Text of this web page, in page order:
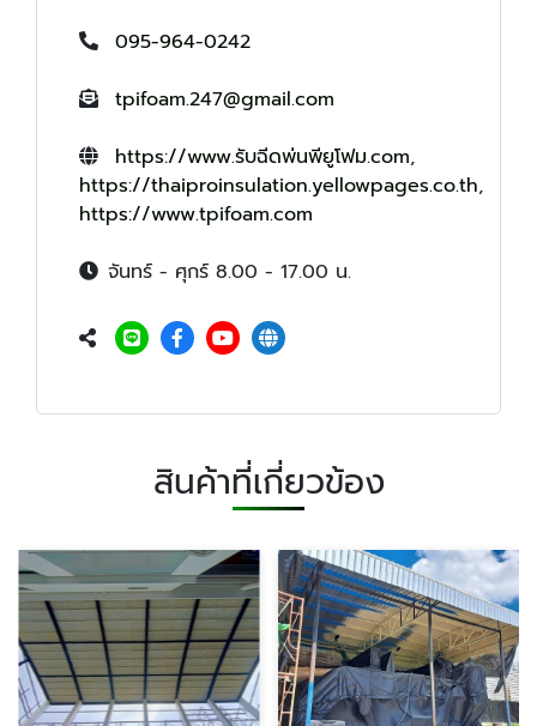
095-964-0242
tpifoam.247@gmail.com
https://www.รับฉีดพ่นพียูโฟม.com,
https://thaiproinsulation.yellowpages.co.th,
https://www.tpifoam.com
จันทร์ - ศุกร์ 8.00 - 17.00 น.
สินค้าที่เกี่ยวข้อง